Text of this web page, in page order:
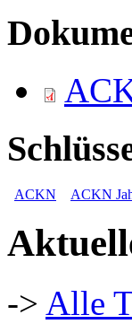
ACKN ACKN
-> Alle